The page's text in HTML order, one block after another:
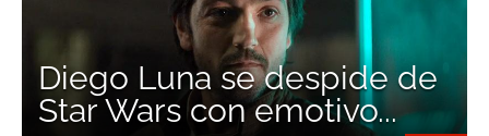
Diego Luna se despide de
Star Wars con emotivo...